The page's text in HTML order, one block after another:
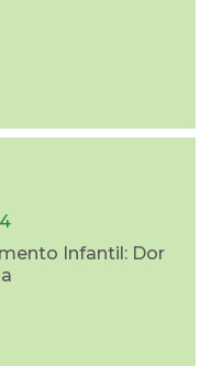
Infantil: Dor